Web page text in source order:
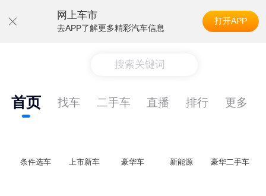
网上车市
去APP了解更多精彩汽车信息
打开APP
搜索关键词
首页 找车 二手车 直播 排行 更多
条件选车 上市新车 豪华车 新能源 豪华二手车